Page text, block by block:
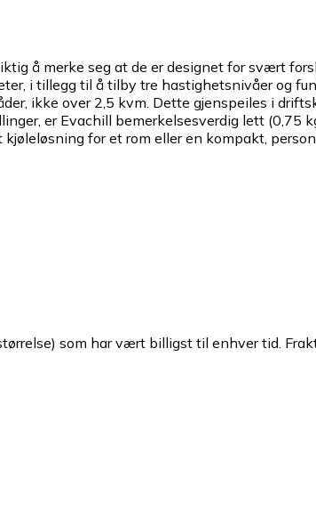
å merke seg at de er designet for svært
i tillegg til å tilby tre hastighetsnivåer og
ikke over 2,5 kvm. Dette gjenspeiles i
er Evachill bemerkelsesverdig lett (0,75
for et rom eller en kompakt,
som har vært billigst til enhver tid.